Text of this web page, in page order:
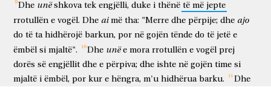
Dhe unë shkova tek engjëlli, duke i thënë të më jepte
rrotullën e vogël. Dhe ai më tha: "Merre dhe përpije; dhe ajo
do të ta hidhërojë barkun, por në gojën tënde do të jetë e
ëmbël si mjaltë". Dhe unë e mora rrotullën e vogël prej
dorës së engjëllit dhe e përpiva; dhe ishte në gojën time si
mjaltë i ëmbël, por kur e hëngra, m'u hidhërua barku. Dhe